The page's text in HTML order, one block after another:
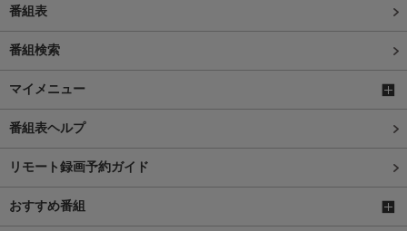
番組表
番組検索
マイメニュー
番組表ヘルプ
リモート録画予約ガイド
おすすめ番組